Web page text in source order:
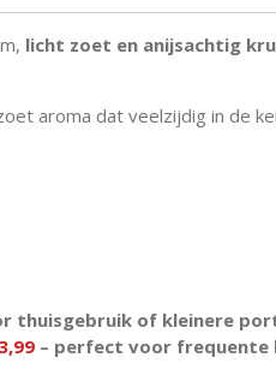
licht zoet en anijsachtig
aroma dat veelzijdig in de
thuisgebruik of kleinere
– perfect voor frequente